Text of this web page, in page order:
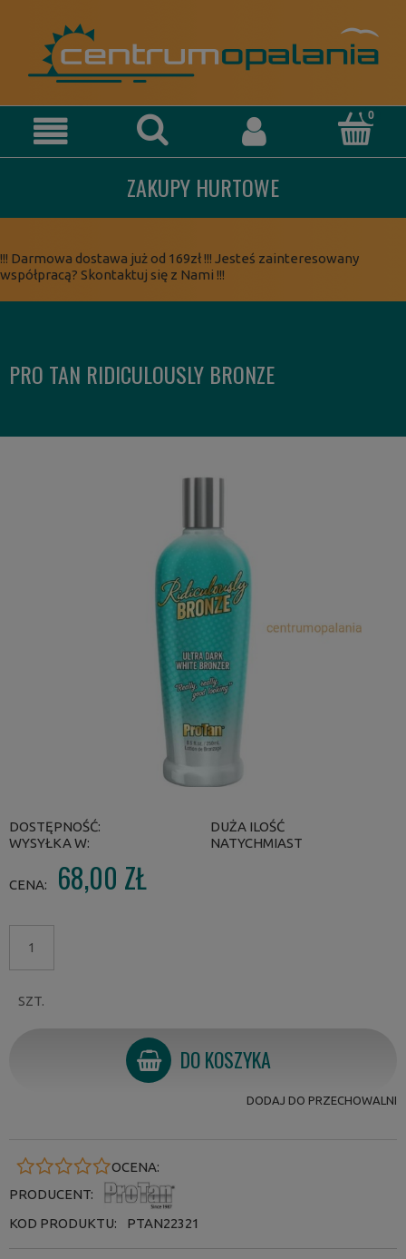
ZAKUPY HURTOWE
!!! Darmowa dostawa już od 169zł !!! Jesteś zainteresowany
współpracą? Skontaktuj się z Nami !!!
PRO TAN RIDICULOUSLY BRONZE
DOSTĘPNOŚĆ:
DUŻA ILOŚĆ
WYSYŁKA W:
NATYCHMIAST
CENA: 68,00 ZŁ
SZT.
DO KOSZYKA
DODAJ DO PRZECHOWALNI
OCENA:
PRODUCENT:
KOD PRODUKTU:
PTAN22321